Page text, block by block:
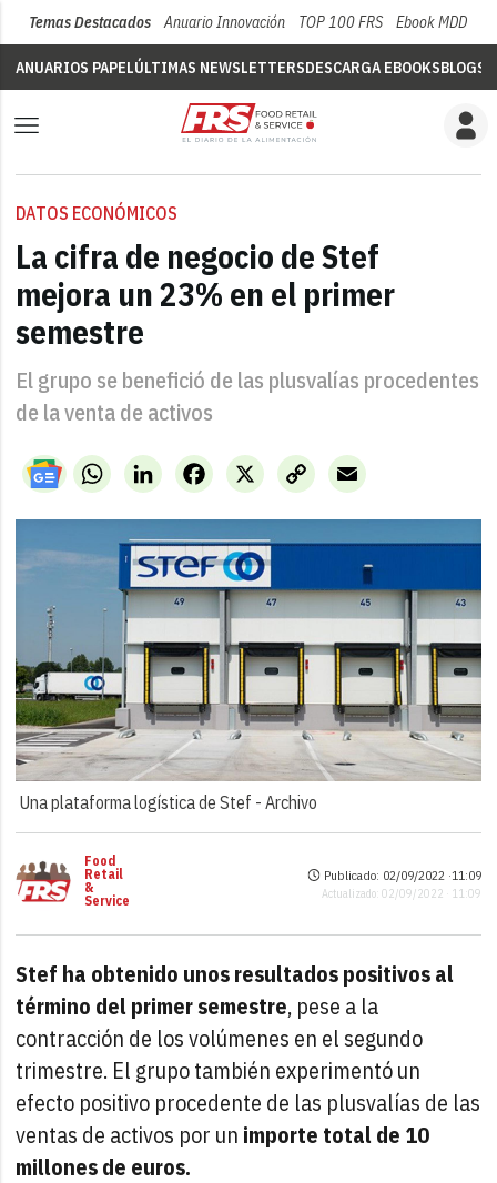
Temas Destacados Anuario Innovación TOP 100 FRS Ebook MDD
ANUARIOS PAPELÚLTIMAS NEWSLETTERSDESCARGA EBOOKSBLOGS
DATOS ECONÓMICOS
La cifra de negocio de Stef
mejora un 23% en el primer
semestre
El grupo se benefició de las plusvalías procedentes
de la venta de activos
WhatsAppLinkedIn X
Facebook
Copy
Link
Email
Una plataforma logística de Stef -Archivo
Food
Retail
&
Service
Publicado: 02/09/2022 ·11:09
Actualizado: 02/09/2022 · 11:09
Stef ha obtenido unos resultados positivos al
término del primer semestre, pese a la
contracción de los volúmenes en el segundo
trimestre. El grupo también experimentó un
efecto positivo procedente de las plusvalías de las
ventas de activos por un importe total de 10
millones de euros.